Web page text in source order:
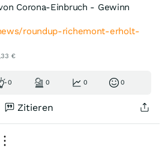
Corona-Einbruch - Gewinn
roundup-richemont-erholt-
€
0 0 0 0
Zitieren